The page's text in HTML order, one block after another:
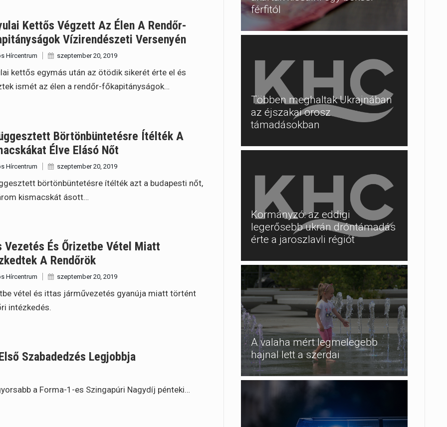
Kettős Végzett Az Élen A Rendőr-
Vízirendészeti Versenyén
Hírcentrum szeptember 20, 2019
kettős egymás után az ötödik sikerét érte el és
ismét az élen a rendőr-főkapitányságok…
Börtönbüntetésre Ítélték A
Élve Elásó Nőt
Hírcentrum szeptember 20, 2019
börtönbüntetésre ítélték azt a budapesti nőt,
kismacskát ásott…
Vezetés És Őrizetbe Vétel Miatt
A Rendőrök
Hírcentrum szeptember 20, 2019
vétel és ittas járművezetés gyanúja miatt történt
intézkedés.
Szabadedzés Legjobbja
a Forma-1-es Szingapúri Nagydíj pénteki…
férfitól
Többen meghaltak Ukrajnában
az éjszakai orosz
támadásokban
Kormányzó: az eddigi
legerősebb ukrán dróntámadás
érte a jaroszlavli régiót
A valaha mért legmelegebb
hajnal lett a szerdai